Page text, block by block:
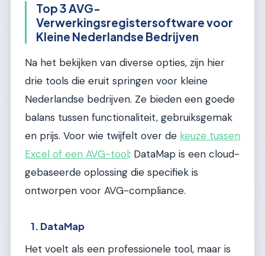
Top 3 AVG-
Verwerkingsregistersoftware voor
Kleine Nederlandse Bedrijven
Na het bekijken van diverse opties, zijn hier
drie tools die eruit springen voor kleine
Nederlandse bedrijven. Ze bieden een goede
balans tussen functionaliteit, gebruiksgemak
en prijs. Voor wie twijfelt over de keuze tussen
Excel of een AVG-tool: DataMap is een cloud-
gebaseerde oplossing die specifiek is
ontworpen voor AVG-compliance.
1. DataMap
Het voelt als een professionele tool, maar is